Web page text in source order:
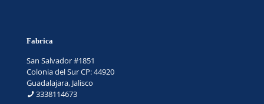
Fabrica
San Salvador #1851
Colonia del Sur CP: 44920
Guadalajara, Jalisco
3338114673